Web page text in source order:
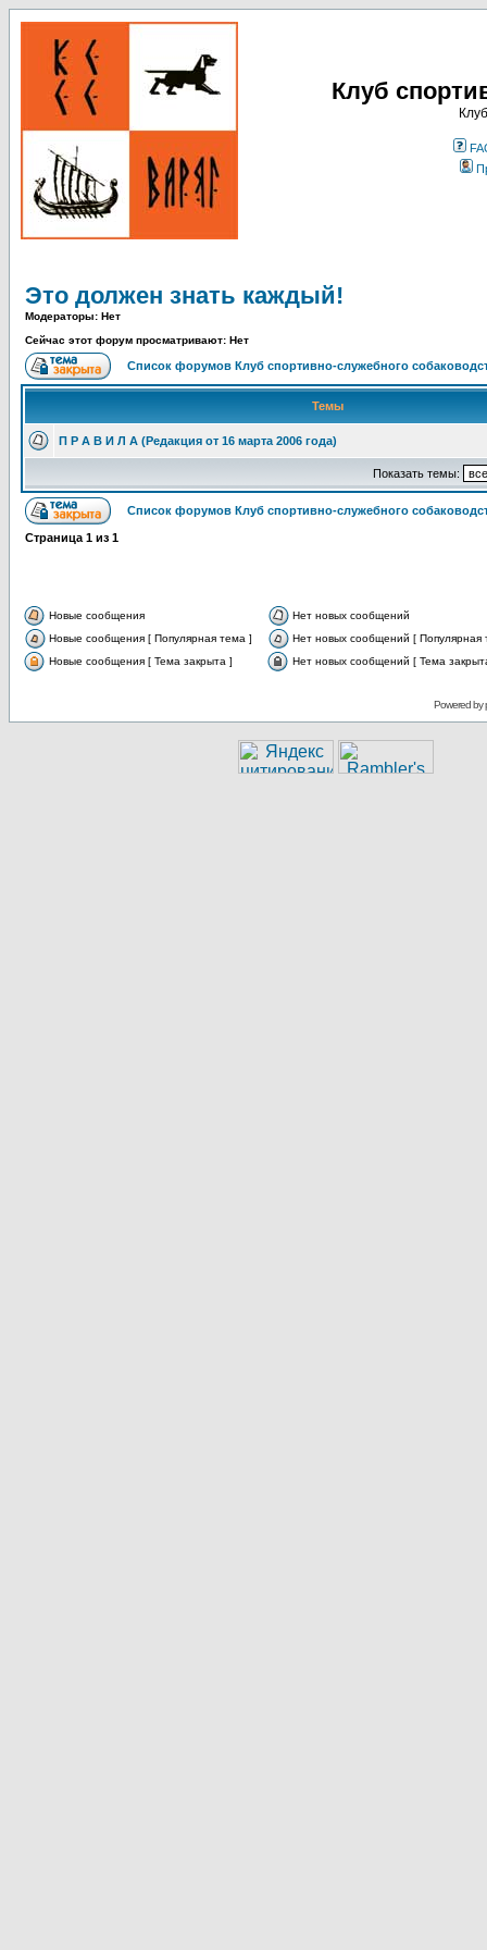
Клуб
Это должен знать каждый!
Модераторы: Нет
Сейчас этот форум просматривают: Нет
Список форумов Клуб спортивно-служебного
Темы
П Р А В И Л А (Редакция от 16 марта 2006 года)
Показать темы:
Список форумов Клуб спортивно-служебного
Страница 1 из 1
Новые сообщения
Нет новых сообщений
Новые сообщения [ Популярная тема ]
Нет новых сообщений [ Популярная
Новые сообщения [ Тема закрыта ]
Нет новых сообщений [ Тема
Powered by